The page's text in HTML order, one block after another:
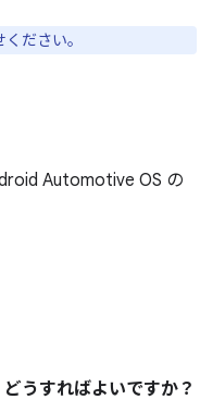
ださい。
Automotive OS の
うすればよいですか？